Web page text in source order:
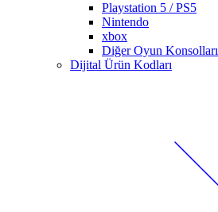
Playstation 5 / PS5
Nintendo
xbox
Diğer Oyun Konsolları
Dijital Ürün Kodları